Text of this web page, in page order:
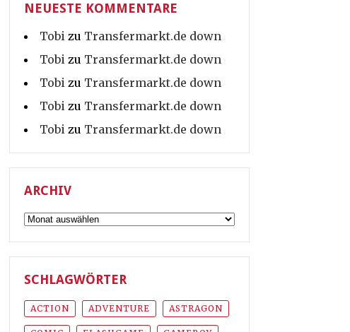
NEUESTE KOMMENTARE
Tobi zu Transfermarkt.de down
Tobi zu Transfermarkt.de down
Tobi zu Transfermarkt.de down
Tobi zu Transfermarkt.de down
Tobi zu Transfermarkt.de down
ARCHIV
Archiv
SCHLAGWÖRTER
ACTION ADVENTURE ASTRAGON